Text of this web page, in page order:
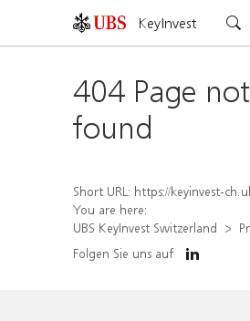
KeyInvest
404 Page not
found
Short URL: https://keyinvest-ch.ubs.com/produkt/
You are here:
UBS KeyInvest Switzerland
Folgen Sie uns auf